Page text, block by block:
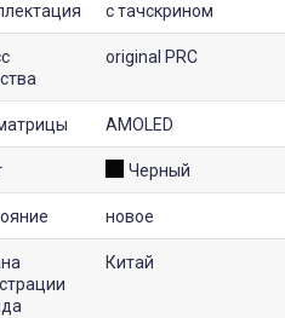
с тачскрином
original PRC
AMOLED
Черный
новое
Китай